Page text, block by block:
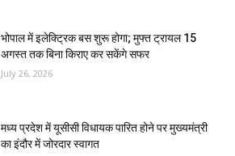
भोपाल में इलेक्ट्रिक बस शुरू होगा; मुफ्त ट्रायल 15
अगस्त तक बिना किराए कर सकेंगे सफर
July 26, 2026
मध्य प्रदेश में यूसीसी विधायक पारित होने पर मुख्यमंत्री
का इंदौर में जोरदार स्वागत